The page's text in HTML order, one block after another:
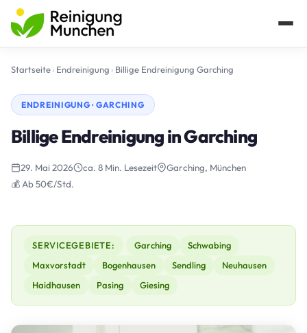
Startseite› Endreinigung › Billige Endreinigung Garching
ENDREINIGUNG · GARCHING
Billige Endreinigung in Garching
29. Mai 2026 ca. 8 Min. Lesezeit
Garching, München
💰 Ab 50€/Std.
SERVICEGEBIETE: Garching
Schwabing
Maxvorstadt
Bogenhausen Sendling
Neuhausen
Haidhausen
Pasing Giesing